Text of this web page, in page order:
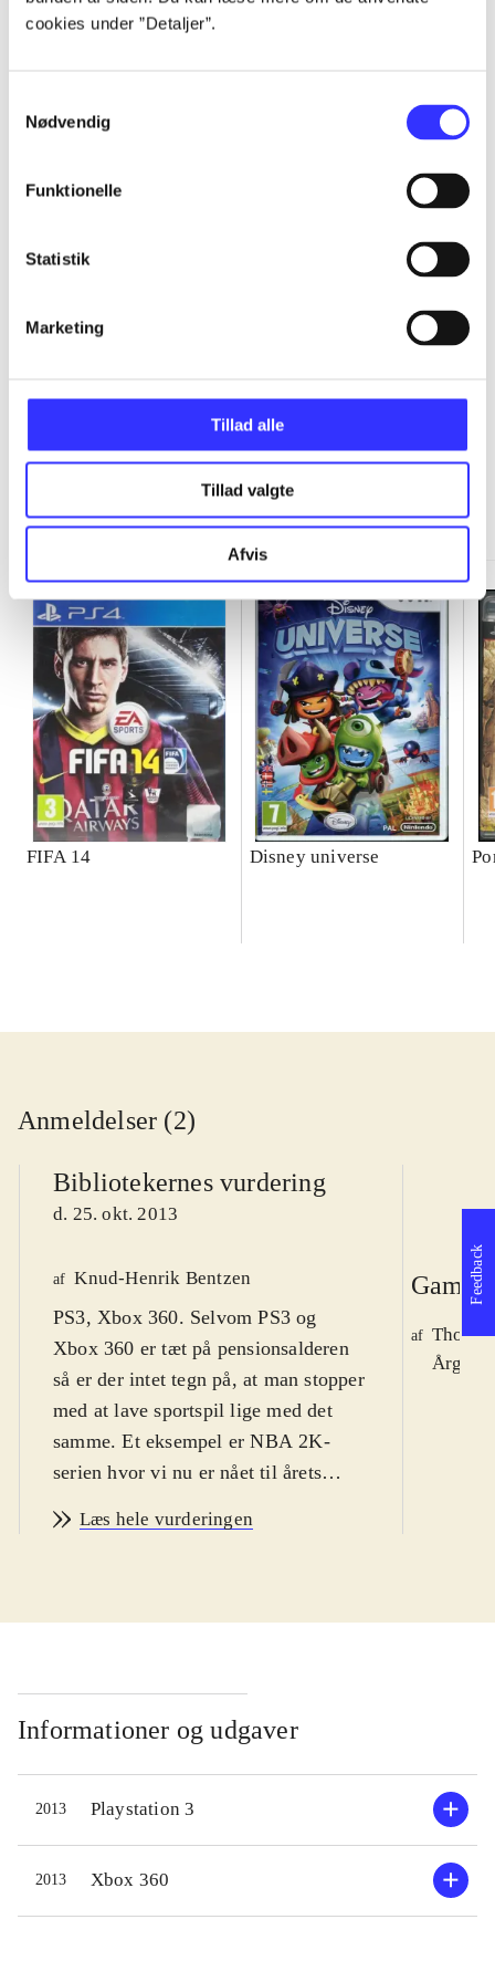
cookies under ”Detaljer”.
Nødvendig
Funktionelle
Statistik
Marketing
Tillad alle
Tillad valgte
Afvis
...
...
...
...
FIFA 14 Disney universe
Anmeldelser (2)
Bibliotekernes vurdering
d. 25. okt. 2013
af Knud-Henrik Bentzen
PS3, Xbox 360. Selvom PS3 og
Xbox 360 er tæt på pensionsalderen
så er der intet tegn på, at man stopper
med at lave sportspil lige med det
samme. Et eksempel er NBA 2K-
serien hvor vi nu er nået til årets
og har en Pegi på 3. Basketball er
Udviklerne formår igen at presse det
Aldrig har man haft så mange
muligheder, aldrig har det set så godt
ud og aldrig har det været så sjovt.
Man kan gøre det så enkelt, eller så
indviklet at spille som man nu lyster;
fornøjelsen er der hele vejen. Vi har
naturligvis alle holdene fra NBA
Læs hele vurderingen
af
Årg.
Informationer og udgaver
2013 Playstation 3
2013 Xbox 360
Feedback